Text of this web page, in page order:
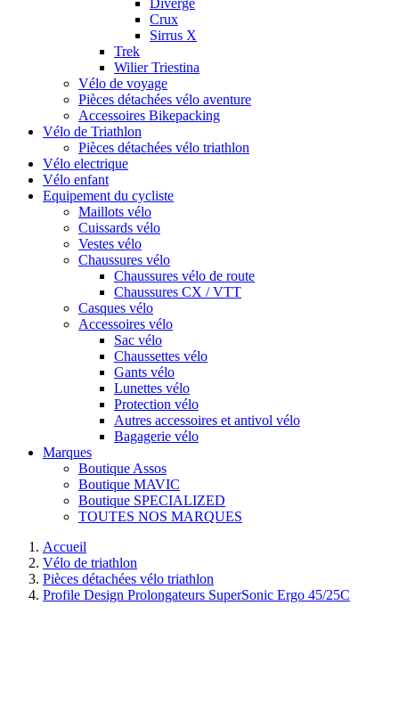
Diverge
Crux
Sirrus X
Trek
Wilier Triestina
Vélo de voyage
Pièces détachées vélo aventure
Accessoires Bikepacking
Vélo de Triathlon
Pièces détachées vélo triathlon
Vélo electrique
Vélo enfant
Equipement du cycliste
Maillots vélo
Cuissards vélo
Vestes vélo
Chaussures vélo
Chaussures vélo de route
Chaussures CX / VTT
Casques vélo
Accessoires vélo
Sac vélo
Chaussettes vélo
Gants vélo
Lunettes vélo
Protection vélo
Autres accessoires et antivol vélo
Bagagerie vélo
Marques
Boutique Assos
Boutique MAVIC
Boutique SPECIALIZED
TOUTES NOS MARQUES
Accueil
Vélo de triathlon
Pièces détachées vélo triathlon
Profile Design Prolongateurs SuperSonic Ergo 45/25C